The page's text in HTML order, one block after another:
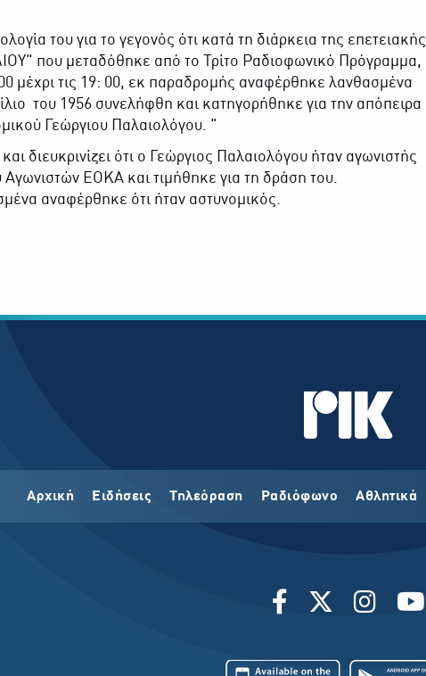
του για το γεγονός ότι κατά τη διάρκεια της επετειακής
που μεταδόθηκε από το Τρίτο Ραδιοφωνικό Πρόγραμμα,
μέχρι τις 19: 00, εκ παραδρομής αναφέρθηκε λανθασμένα
του 1956 συνελήφθη και κατηγορήθηκε για την απόπειρα
Γεώργιου Παλαιολόγου. ''
διευκρινίζει ότι ο Γεώργιος Παλαιολόγου ήταν αγωνιστής
ΕΟΚΑ και τιμήθηκε για τη δράση του.
αναφέρθηκε ότι ήταν αστυνομικός.
Αρχική Ειδήσεις Τηλεόραση Ραδιόφωνο Αθλητικά